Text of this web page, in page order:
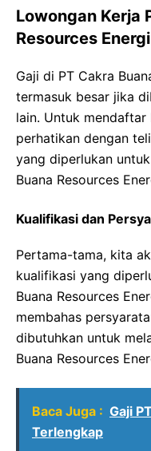
Lowongan Kerja
Resources Energi
Gaji di PT Cakra
termasuk besar jika
lain. Untuk
perhatikan dengan
yang diperlukan
Buana Resources
Kualifikasi dan
Pertama-tama, kita
kualifikasi yang
Buana Resources
membahas
dibutuhkan untuk
Buana Resources
Baca Juga : Gaji
Terlengkap